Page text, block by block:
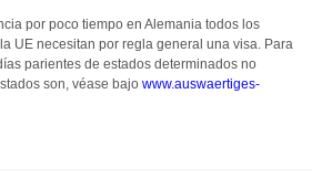
por poco tiempo en Alemania todos los
UE necesitan por regla general una visa. Para
parientes de estados determinados no
son, véase bajo www.auswaertiges-